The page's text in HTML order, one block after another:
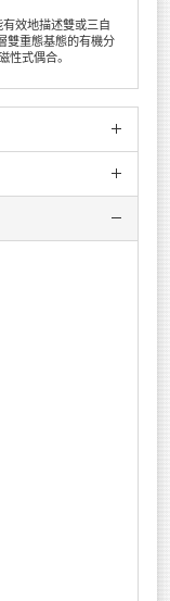
效地描述雙或三自
雙重態基態的有機分
性式偶合。